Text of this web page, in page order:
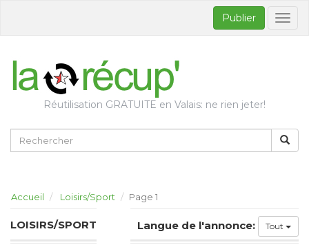
Publier
Réutilisation GRATUITE en Valais: ne rien jeter!
Accueil Loisirs/Sport Page 1
LOISIRS/SPORT Langue de l'annonce: Tout